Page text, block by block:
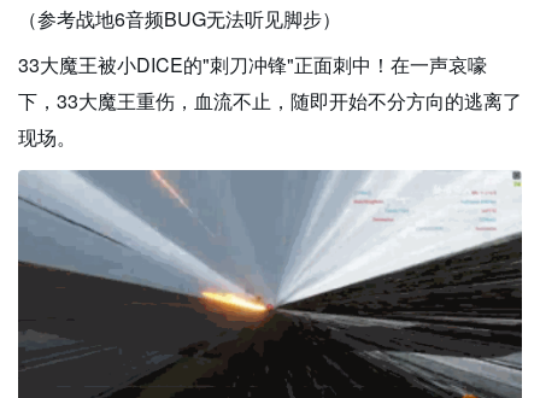
（参考战地6音频BUG无法听见脚步）
33大魔王被小DICE的"刺刀冲锋"正面刺中！在一声哀嚎
下，33大魔王重伤，血流不止，随即开始不分方向的逃离了
现场。